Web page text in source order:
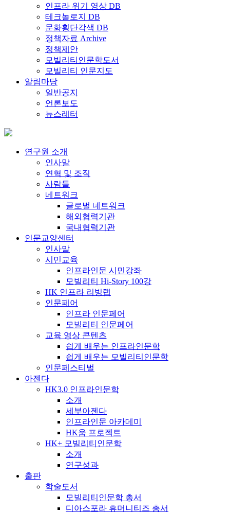
인프라 위기 영상 DB
테크놀로지 DB
문화횡단각색 DB
정책자료 Archive
정책제안
모빌리티인문학도서
모빌리티 인문지도
알림마당
일반공지
언론보도
뉴스레터
연구원 소개
인사말
연혁 및 조직
사람들
네트워크
글로벌 네트워크
해외협력기관
국내협력기관
인문교양센터
인사말
시민교육
인프라인문 시민강좌
모빌리티 Hi-Story 100강
HK 인프라 리빙랩
인문페어
인프라 인문페어
모빌리티 인문페어
교육 영상 콘텐츠
쉽게 배우는 인프라인문학
쉽게 배우는 모빌리티인문학
인문페스티벌
아젠다
HK3.0 인프라인문학
소개
세부아젠다
인프라인문 아카데미
HK움 프로젝트
HK+ 모빌리티인문학
소개
연구성과
출판
학술도서
모빌리티인문학 총서
디아스포라 휴머니티즈 총서